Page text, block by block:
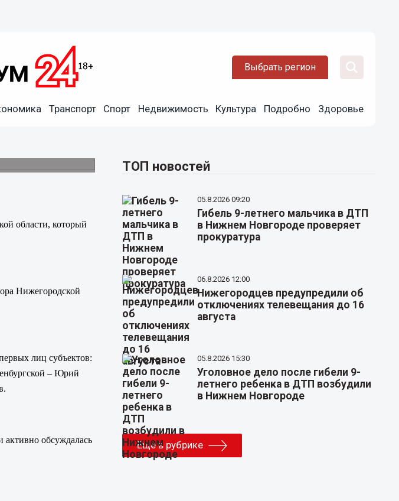
Выбрать регион
Транспорт Спорт Недвижимость Культура Подробно Здоровье
области, который
Нижегородской
лиц субъектов:
– Юрий
активно обсуждалась
ТОП новостей
05.8.2026 09:20
Гибель 9-летнего мальчика в ДТП
в Нижнем Новгороде проверяет
прокуратура
06.8.2026 12:00
Нижегородцев предупредили об
отключениях телевещания до 16
августа
05.8.2026 15:30
Уголовное дело после гибели 9-
летнего ребенка в ДТП возбудили
в Нижнем Новгороде
Еще в рубрике